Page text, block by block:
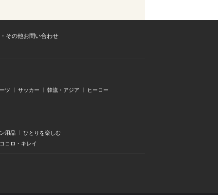
その他お問い合わせ
ツ サッカー 韓流・アジア ヒーロー
用品
ひとりを楽しむ
コロ・キレイ